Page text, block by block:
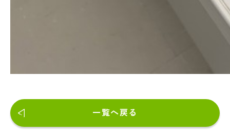
一覧へ戻る